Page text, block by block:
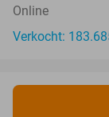
Online
Verkocht: